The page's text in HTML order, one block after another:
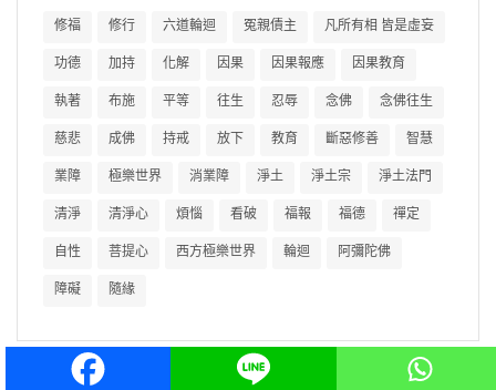
修福 修行 六道輪迴 冤親債主 凡所有相 皆是虛妄
功德 加持 化解 因果 因果報應 因果教育
執著 布施 平等 往生 忍辱 念佛 念佛往生
慈悲 成佛 持戒 放下 教育 斷惡修善 智慧
業障 極樂世界 消業障 淨土 淨土宗 淨土法門
清淨 清淨心 煩惱 看破 福報 福德 禪定
自性 菩提心 西方極樂世界 輪迴 阿彌陀佛
障礙 隨緣